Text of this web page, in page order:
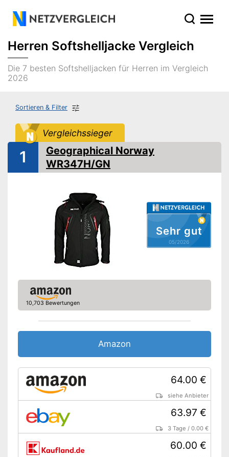
Herren Softshelljacke Vergleich
Die 7 besten Softshelljacken für Herren im Vergleich
2026
Sortieren & Filter
Vergleichssieger
Sehr gut
05/2026
1
Geographical Norway
WR347H/GN
10,703 Bewertungen
Amazon
64.00 €
siehe Anbieter
63.97 €
3 Tage /0.00 €
60.00 €